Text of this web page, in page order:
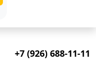
+7 (926) 688-11-11